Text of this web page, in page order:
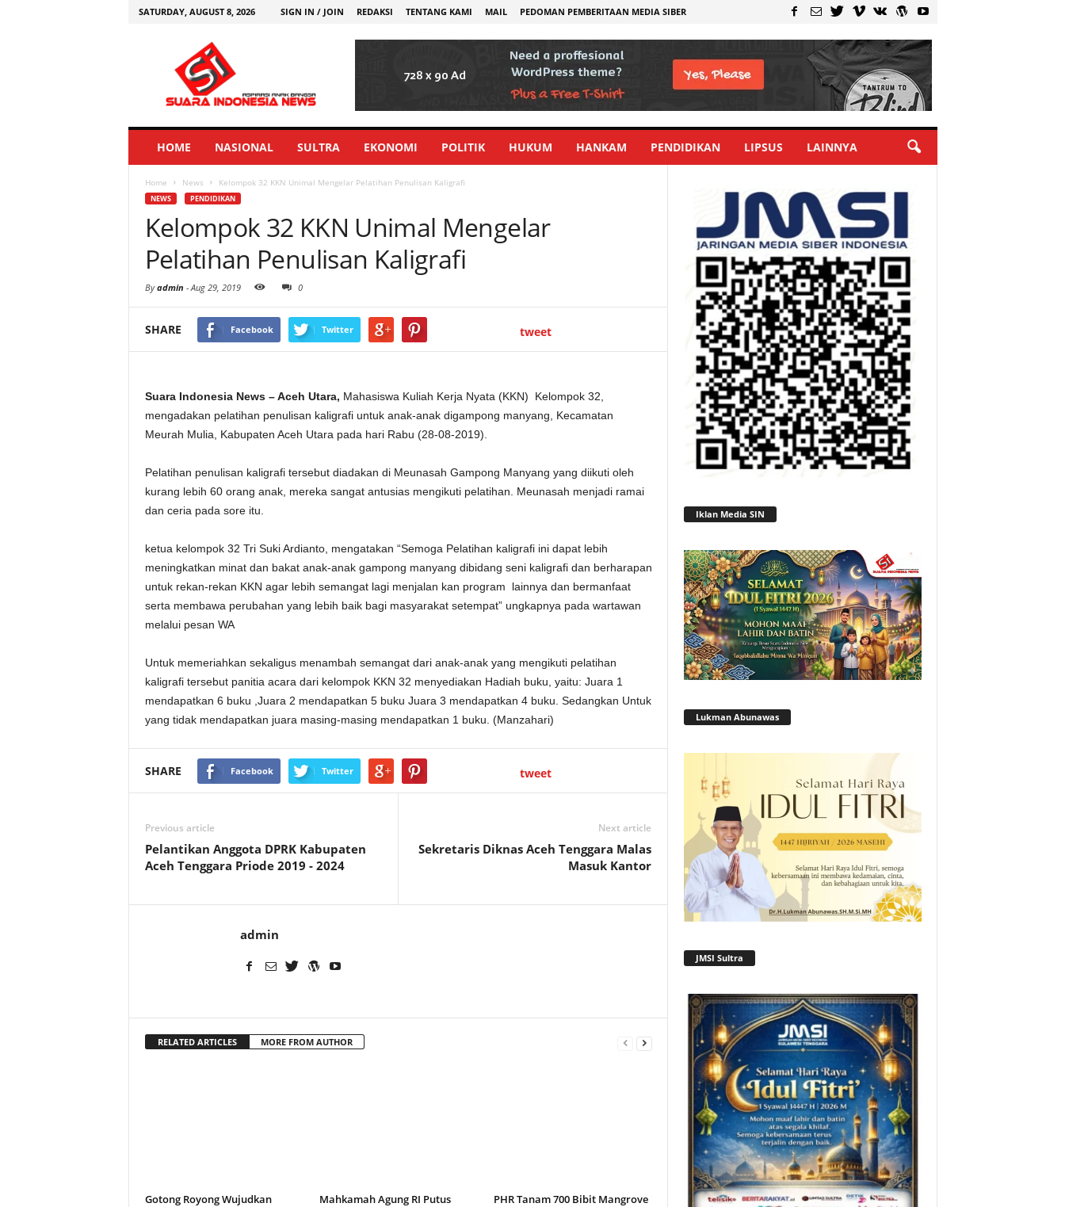
SATURDAY, AUGUST 8, 2026 SIGN IN / JOIN REDAKSI TENTANG KAMI MAIL PEDOMAN PEMBERITAAN MEDIA SIBER
HOME NASIONAL SULTRA EKONOMI POLITIK HUKUM HANKAM PENDIDIKAN LIPSUS LAINNYA
Home News Kelompok 32 KKN Unimal Mengelar Pelatihan Penulisan Kaligrafi
NEWS PENDIDIKAN
Kelompok 32 KKN Unimal Mengelar
Pelatihan Penulisan Kaligrafi
Byadmin - Aug 29, 2019 0
SHARE Facebook Twitter tweet
Suara Indonesia News – Aceh Utara, Mahasiswa Kuliah Kerja Nyata (KKN) Kelompok 32,
mengadakan pelatihan penulisan kaligrafi untuk anak-anak digampong manyang, Kecamatan
Meurah Mulia, Kabupaten Aceh Utara pada hari Rabu (28-08-2019).
Pelatihan penulisan kaligrafi tersebut diadakan di Meunasah Gampong Manyang yang diikuti oleh
kurang lebih 60 orang anak, mereka sangat antusias mengikuti pelatihan. Meunasah menjadi ramai
dan ceria pada sore itu.
ketua kelompok 32 Tri Suki Ardianto, mengatakan “Semoga Pelatihan kaligrafi ini dapat lebih
meningkatkan minat dan bakat anak-anak gampong manyang dibidang seni kaligrafi dan berharapan
untuk rekan-rekan KKN agar lebih semangat lagi menjalan kan program lainnya dan bermanfaat
serta membawa perubahan yang lebih baik bagi masyarakat setempat” ungkapnya pada wartawan
melalui pesan WA
Untuk memeriahkan sekaligus menambah semangat dari anak-anak yang mengikuti pelatihan
kaligrafi tersebut panitia acara dari kelompok KKN 32 menyediakan Hadiah buku, yaitu: Juara 1
mendapatkan 6 buku ,Juara 2 mendapatkan 5 buku Juara 3 mendapatkan 4 buku. Sedangkan Untuk
yang tidak mendapatkan juara masing-masing mendapatkan 1 buku. (Manzahari)
SHARE Facebook Twitter tweet
Previous article
Pelantikan Anggota DPRK Kabupaten
Aceh Tenggara Priode 2019 - 2024
Next article
Sekretaris Diknas Aceh Tenggara Malas
Masuk Kantor
admin
RELATED ARTICLES MORE FROM AUTHOR
Gotong Royong Wujudkan
Mahkamah Agung RI Putus
PHR Tanam 700 Bibit Mangrove
Iklan Media SIN
Lukman Abunawas
JMSI Sultra